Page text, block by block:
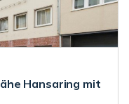
Hansaring mit